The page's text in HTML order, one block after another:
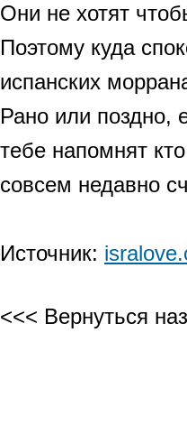
Они не хотят
Поэтому куда
испанских
Рано или поздно,
тебе напомнят
совсем недавно
Источник:
<<< Вернуться